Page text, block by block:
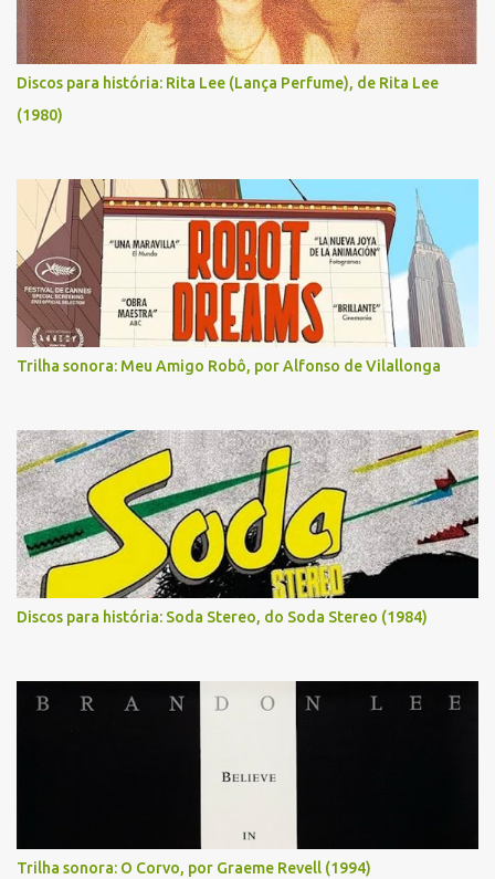
Discos para história: Rita Lee (Lança Perfume), de Rita Lee
(1980)
Trilha sonora: Meu Amigo Robô, por Alfonso de Vilallonga
Discos para história: Soda Stereo, do Soda Stereo (1984)
Trilha sonora: O Corvo, por Graeme Revell (1994)